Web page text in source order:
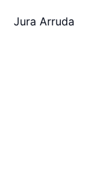
Jura Arruda